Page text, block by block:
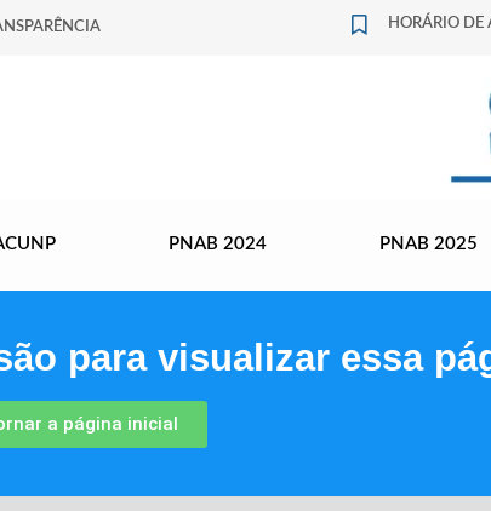
HORÁRIO
PNAB 2024 PNAB 2025
para visualizar essa
a página inicial